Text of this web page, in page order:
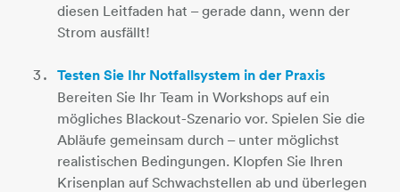
diesen Leitfaden hat – gerade dann, wenn der
Strom ausfällt!
Testen Sie Ihr Notfallsystem in der Praxis
Bereiten Sie Ihr Team in Workshops auf ein
mögliches Blackout-Szenario vor. Spielen Sie die
Abläufe gemeinsam durch – unter möglichst
realistischen Bedingungen. Klopfen Sie Ihren
Krisenplan auf Schwachstellen ab und überlegen